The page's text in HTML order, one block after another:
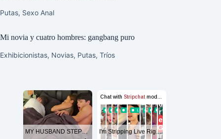
Putas, Sexo Anal
Mi novia y cuatro hombres: gangbang puro
Exhibicionistas, Novias, Putas, Tríos
MY HUSBAND STEPSON MISTAKENLY GIVES ME IN THE ASS I'm Stripping Live Right Now